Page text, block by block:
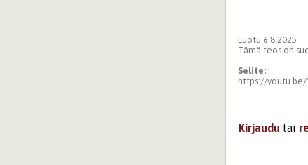
Luotu 6.8.2025
Tämä teos on
Selite:
https://youtu.be/
Kirjaudu tai